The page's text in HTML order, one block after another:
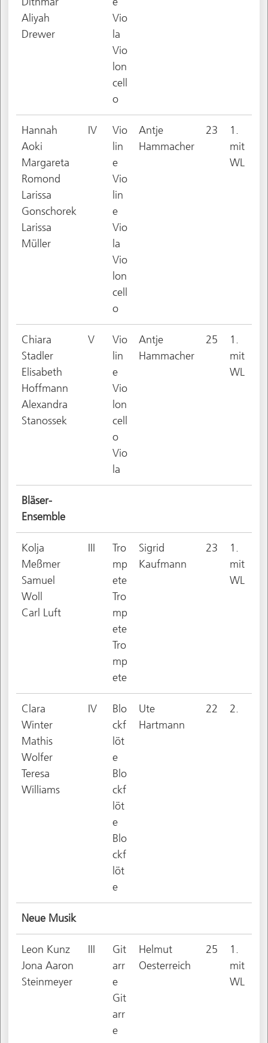
Aliyah
Drewer
Vio
la
Vio
lon
cell
o
Hannah
Aoki
Margareta
Romond
Larissa
Gonschorek
Larissa
Müller
IV
Vio
lin
e
Vio
lin
e
Vio
la
Vio
lon
cell
o
Antje
Hammacher
23
1.
mit
WL
Chiara
Stadler
Elisabeth
Hoffmann
Alexandra
Stanossek
V
Vio
lin
e
Vio
lon
cell
o
Vio
la
Antje
Hammacher
25
1.
mit
WL
Bläser-
Ensemble
Kolja
Meßmer
Samuel
Woll
Carl Luft
III
Tro
mp
ete
Tro
mp
ete
Tro
mp
ete
Sigrid
Kaufmann
23
1.
mit
WL
Clara
Winter
Mathis
Wolfer
Teresa
Williams
IV
Blo
ckf
löt
e
Blo
ckf
löt
e
Blo
ckf
löt
e
Ute
Hartmann
22 2.
Neue Musik
Leon Kunz
Jona Aaron
Steinmeyer
III
Git
arr
e
Git
arr
e
Helmut
Oesterreich
25
1.
mit
WL